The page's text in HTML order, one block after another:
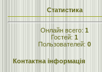
Статистика
Онлайн всего: 1
Гостей: 1
Пользователей: 0
Контактна інформація